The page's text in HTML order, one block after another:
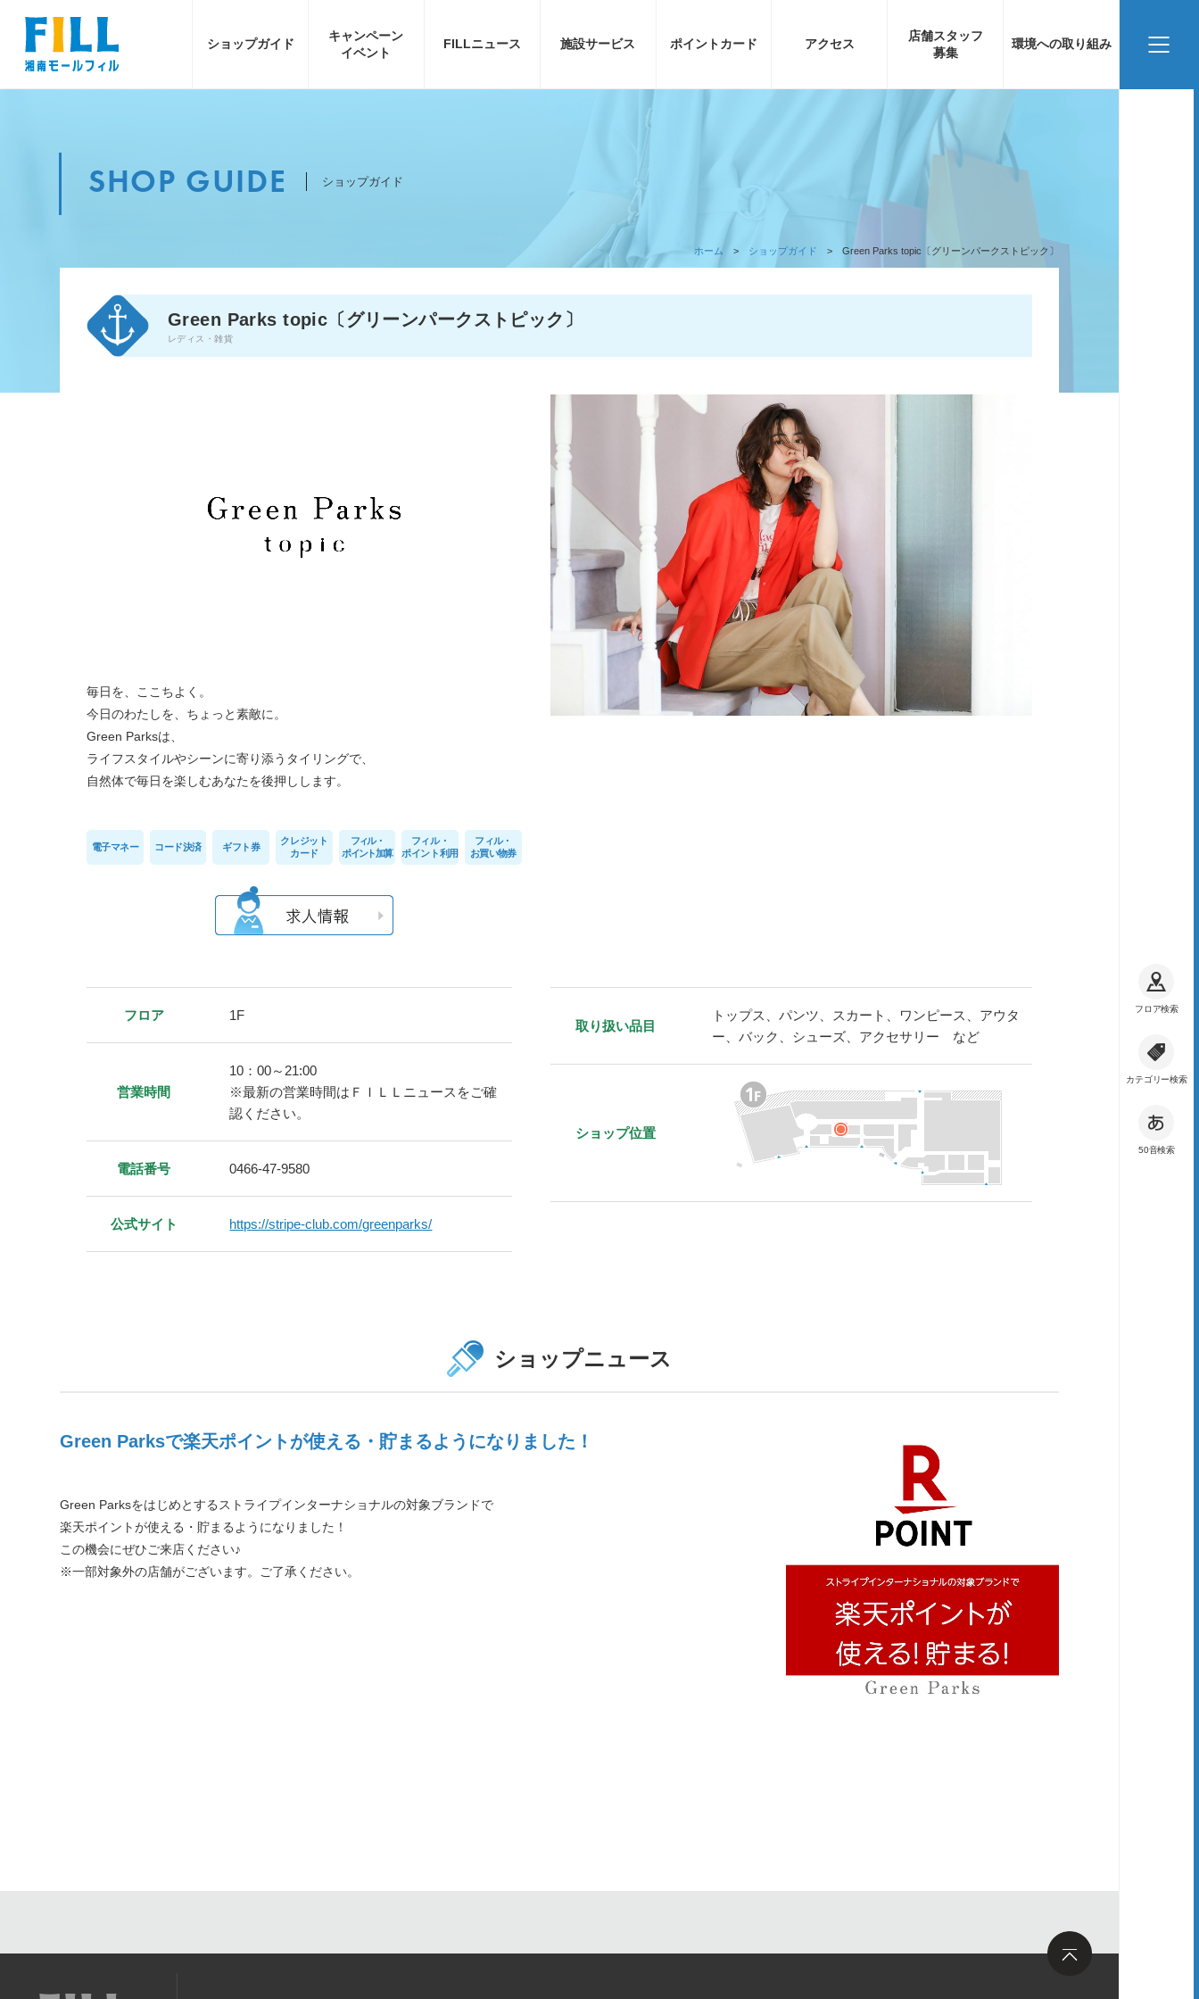
ショップガイド
キャンペーン
イベント
FILLニュース 施設サービス ポイントカード アクセス
店舗スタッフ
募集
環境への取り組み
フロア検索
カテゴリー検索
50音検索
SHOP GUIDE ショップガイド
ホーム ショップガイド Green Parks topic〔グリーンパークストピック〕
Green Parks topic〔グリーンパークストピック〕
レディス・雑貨
毎日を、ここちよく。
今日のわたしを、ちょっと素敵に。
Green Parksは、
ライフスタイルやシーンに寄り添うタイリングで、
自然体で毎日を楽しむあなたを後押しします。
電子マネー コード決済 ギフト券
クレジット
カード
フィル・
ポイント加算
フィル・
ポイント利用
フィル・
お買い物券
フロア 1F
営業時間
10：00～21:00
※最新の営業時間はＦＩＬＬニュースをご確
認ください。
電話番号 0466-47-9580
公式サイト https://stripe-club.com/greenparks/
取り扱い品目
トップス、パンツ、スカート、ワンピース、アウタ
ー、バック、シューズ、アクセサリー など
ショップ位置
ショップニュース
Green Parksで楽天ポイントが使える・貯まるようになりました！
Green Parksをはじめとするストライプインターナショナルの対象ブランドで
楽天ポイントが使える・貯まるようになりました！
この機会にぜひご来店ください♪
※一部対象外の店舗がございます。ご了承ください。